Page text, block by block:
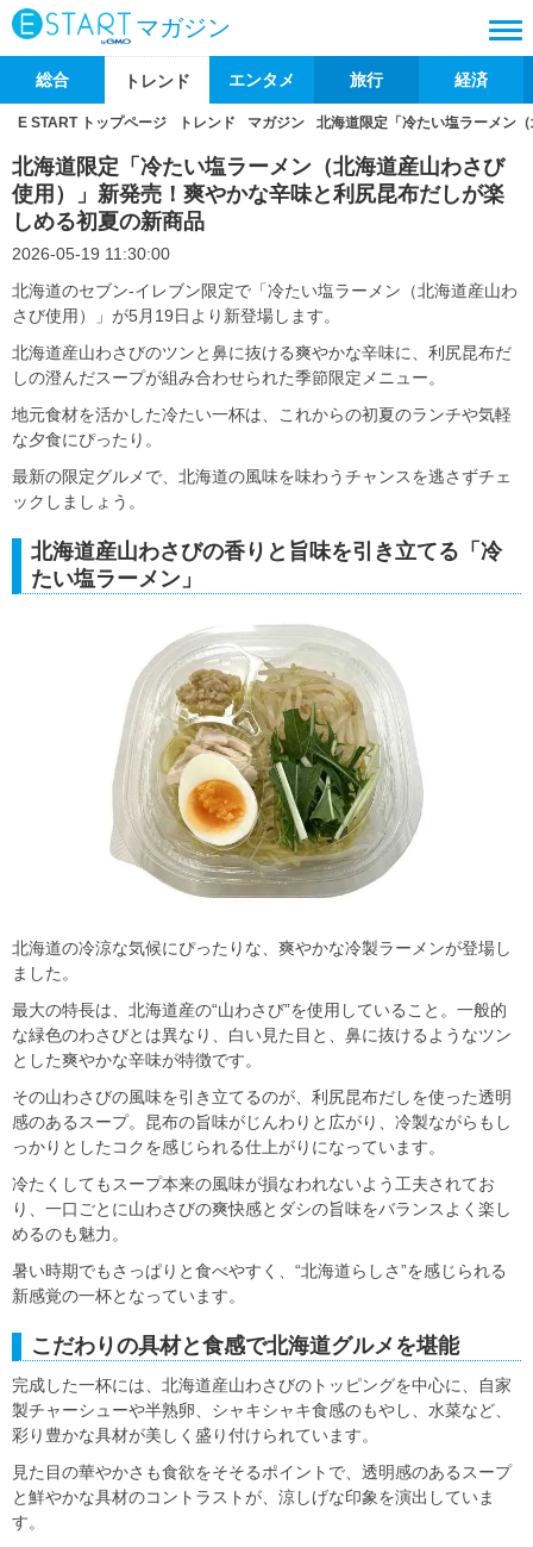
マガジン
総合 トレンド エンタメ 旅行 経済
E START トップページ トレンド マガジン 北海道限定「冷たい塩ラーメン
北海道限定「冷たい塩ラーメン（北海道産山わさび
使用）」新発売！爽やかな辛味と利尻昆布だしが楽
しめる初夏の新商品
2026-05-19 11:30:00
北海道のセブン‐イレブン限定で「冷たい塩ラーメン（北海道産山わ
さび使用）」が5月19日より新登場します。
北海道産山わさびのツンと鼻に抜ける爽やかな辛味に、利尻昆布だ
しの澄んだスープが組み合わせられた季節限定メニュー。
地元食材を活かした冷たい一杯は、これからの初夏のランチや気軽
な夕食にぴったり。
最新の限定グルメで、北海道の風味を味わうチャンスを逃さずチェ
ックしましょう。
北海道産山わさびの香りと旨味を引き立てる「冷
たい塩ラーメン」
北海道の冷涼な気候にぴったりな、爽やかな冷製ラーメンが登場し
ました。
最大の特長は、北海道産の“山わさび”を使用していること。一般的
な緑色のわさびとは異なり、白い見た目と、鼻に抜けるようなツン
とした爽やかな辛味が特徴です。
その山わさびの風味を引き立てるのが、利尻昆布だしを使った透明
感のあるスープ。昆布の旨味がじんわりと広がり、冷製ながらもし
っかりとしたコクを感じられる仕上がりになっています。
冷たくしてもスープ本来の風味が損なわれないよう工夫されてお
り、一口ごとに山わさびの爽快感とダシの旨味をバランスよく楽し
めるのも魅力。
暑い時期でもさっぱりと食べやすく、“北海道らしさ”を感じられる
新感覚の一杯となっています。
こだわりの具材と食感で北海道グルメを堪能
完成した一杯には、北海道産山わさびのトッピングを中心に、自家
製チャーシューや半熟卵、シャキシャキ食感のもやし、水菜など、
彩り豊かな具材が美しく盛り付けられています。
見た目の華やかさも食欲をそそるポイントで、透明感のあるスープ
と鮮やかな具材のコントラストが、涼しげな印象を演出していま
す。